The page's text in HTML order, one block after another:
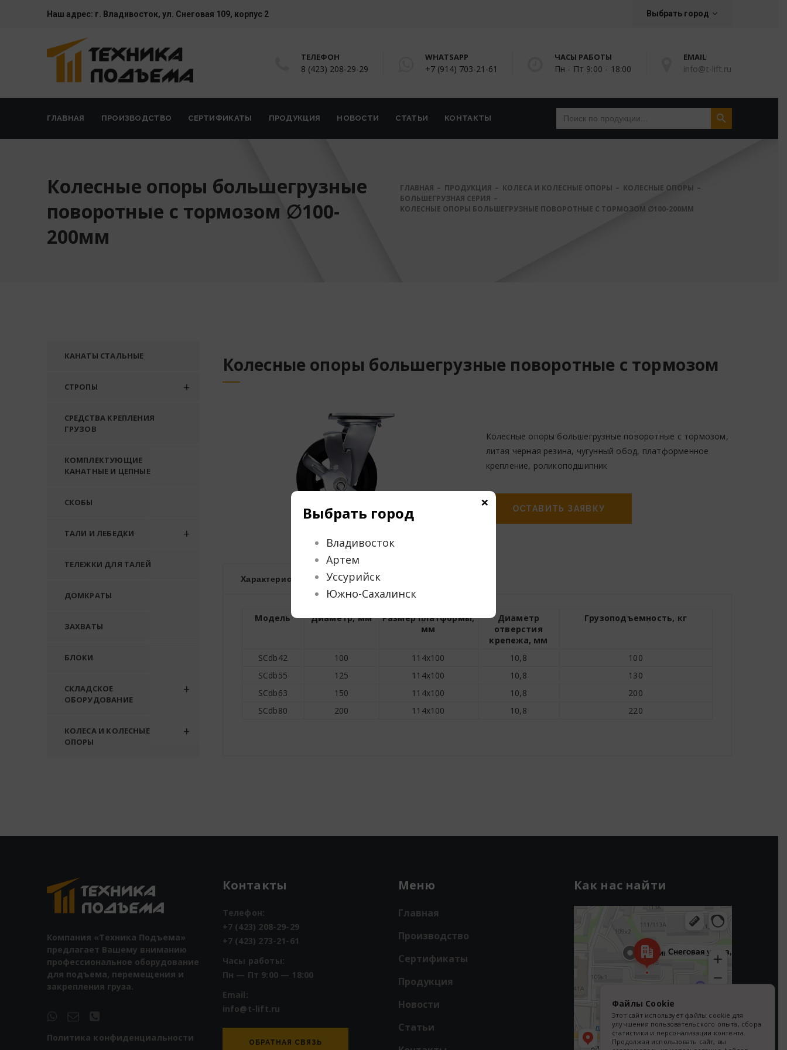
Наш адрес: г. Владивосток, ул. Cнеговая 109, корпус 2 Выбрать город
ТЕЛЕФОН
8 (423) 208-29-29
WHATSAPP
+7 (914) 703-21-61
ЧАСЫ РАБОТЫ
Пн - Пт 9:00 - 18:00
EMAIL
info@t-lift.ru
ГЛАВНАЯ ПРОИЗВОДСТВО СЕРТИФИКАТЫ ПРОДУКЦИЯ НОВОСТИ СТАТЬИ КОНТАКТЫ
Search
for:
Search Button
Колесные опоры большегрузные
поворотные с тормозом ∅100-
200мм
ГЛАВНАЯ ПРОДУКЦИЯ КОЛЕСА И КОЛЕСНЫЕ ОПОРЫ
КОЛЕСНЫЕ ОПОРЫ
БОЛЬШЕГРУЗНАЯ СЕРИЯ
КОЛЕСНЫЕ ОПОРЫ БОЛЬШЕГРУЗНЫЕ ПОВОРОТНЫЕ С ТОРМОЗОМ ∅100-200ММ
КАНАТЫ СТАЛЬНЫЕ
СТРОПЫ
СРЕДСТВА КРЕПЛЕНИЯ
ГРУЗОВ
КОМПЛЕКТУЮЩИЕ
КАНАТНЫЕ И ЦЕПНЫЕ
СКОБЫ
ТАЛИ И ЛЕБЕДКИ
ТЕЛЕЖКИ ДЛЯ ТАЛЕЙ
ДОМКРАТЫ
ЗАХВАТЫ
БЛОКИ
СКЛАДСКОЕ
ОБОРУДОВАНИЕ
КОЛЕСА И КОЛЕСНЫЕ
ОПОРЫ
Колесные опоры большегрузные поворотные с тормозом
Колесные опоры большегрузные поворотные с тормозом,
литая черная резина, чугунный обод, платформенное
крепление, роликоподшипник
ОСТАВИТЬ ЗАЯВКУ
Характеристики Прайс-лист
Модель Диаметр, мм
Размер платформы,
мм
Диаметр
отверстия
крепежа, мм
Грузоподъемность, кг
SCdb42 100 114х100 10,8
100
SCdb55
125 114х100 10,8
130
SCdb63
150 114х100 10,8
200
SCdb80
200 114х100 10,8 220
Компания «Техника Подъема»
предлагает Вашему вниманию
профессиональное оборудование
для подъема, перемещения и
закрепления груза.
Политика конфиденциальности
Контакты
Телефон:
+7 (423) 208-29-29
+7 (423) 273-21-61
Часы работы:
Пн — Пт 9:00 — 18:00
Email:
info@t-lift.ru
ОБРАТНАЯ СВЯЗЬ
Меню
Главная
Производство
Сертификаты
Продукция
Новости
Статьи
Как нас найти
Снеговая улица, 109к3 — Яндекс Карты
Файлы Cookie
Этот сайт использует файлы cookie для
улучшения пользовательского опыта, сбора
статистики и персонализации контента.
Продолжая использовать сайт, вы
Выбрать город
Владивосток
Артем
Уссурийск
Южно-Сахалинск
×